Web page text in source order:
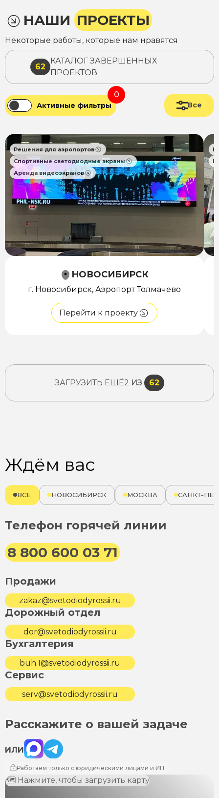
НАШИ ПРОЕКТЫ
Некоторые работы, которые нам нравятся
62
КАТАЛОГ ЗАВЕРШЕННЫХ
ПРОЕКТОВ
Активные фильтры
0
Все
Решения для аэропортов
Спортивные светодиодные экраны
Аренда видеоэкранов
НОВОСИБИРСК
г. Новосибирск, Аэропорт Толмачево
Перейти к проекту
ЗАГРУЗИТЬ ЕЩЁ2 ИЗ 62
Ждём вас
ВСЕ НОВОСИБИРСК МОСКВА САНКТ-
Телефон горячей линии
8 800 600 03 71
Продажи
zakaz@svetodiodyrossii.ru
Дорожный отдел
dor@svetodiodyrossii.ru
Бухгалтерия
buh.1@svetodiodyrossii.ru
Сервис
serv@svetodiodyrossii.ru
Расскажите о вашей задаче
ИЛИ
Max Telegram
Работаем только с юридическими лицами и ИП
🗺 Нажмите, чтобы загрузить карту